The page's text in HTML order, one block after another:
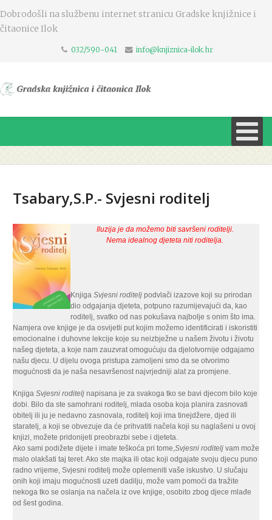
Dobrodošli na službenu internet stranicu Gradske knjižnice i
čitaonice Ilok
032/590-041 info@knjiznica-ilok.hr
Tsabary,S.P.- Svjesni roditelj
Iluzija je da možemo biti savršeni roditelji.
Nema idealnog djeteta niti roditelja.
Knjiga Svjesni roditelj podvlači izazove koji su prirodan
dio odgajanja djeteta, potpuno razumijevajući da, kao
roditelj, svatko od nas pokušava najbolje s onim što ima.
Namjera ove knjige je da osvijetli put kojim možemo identificirati i iskoristiti
emocionalne i duhovne lekcije koje su neizbježne u našem životu i životu
našeg djeteta, a koje nam zauzvrat omogućuju da djelotvornije odgajamo
našu djecu. U dijelu ovoga pristupa zamoljeni smo da se otvorimo
mogućnosti da je naša nesavršenost najvrjedniji alat za promjene.
Knjiga Svjesni roditelj napisana je za svakoga tko se bavi djecom bilo koje
dobi. Bilo da ste samohrani roditelj, mlada osoba koja planira zasnovati
obitelj ili ju je nedavno zasnovala, roditelj koji ima tinejdžere, djed ili
staratelj, a koji se obvezuje da će prihvatiti načela koji su naglašeni u ovoj
knjizi, možete pridonijeti preobrazbi sebe i djeteta.
Ako sami podižete dijete i imate teškoća pri tome,Svjesni roditelj vam može
malo olakšati taj teret. Ako ste majka ili otac koji odgajate svoju djecu puno
radno vrijeme, Svjesni roditelj može oplemeniti vaše iskustvo. U slučaju
onih koji imaju mogućnosti uzeti dadilju, može vam pomoći da tražite
nekoga tko se oslanja na načela iz ove knjige, osobito zbog djece mlađe
od šest godina.